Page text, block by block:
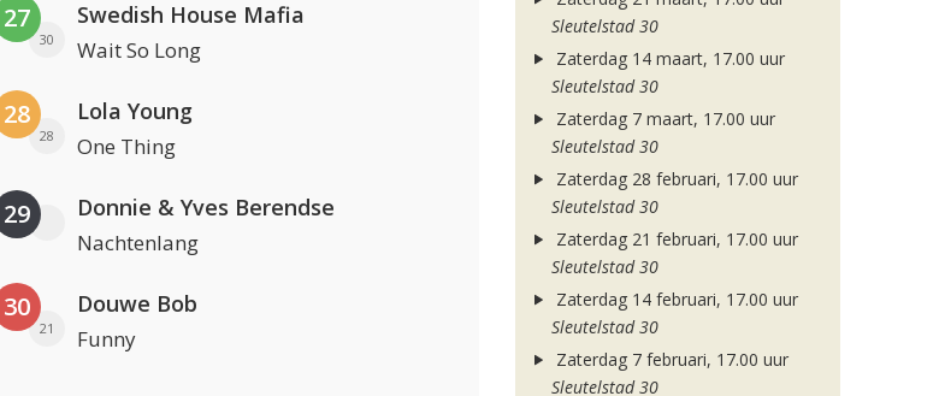
27
30
Swedish House Mafia
Wait So Long
28
28
Lola Young
One Thing
29 Donnie & Yves Berendse
Nachtenlang
30
21
Douwe Bob
Funny
Sleutelstad 30
Zaterdag 14 maart, 17.00 uur
Sleutelstad 30
Zaterdag 7 maart, 17.00 uur
Sleutelstad 30
Zaterdag 28 februari, 17.00 uur
Sleutelstad 30
Zaterdag 21 februari, 17.00 uur
Sleutelstad 30
Zaterdag 14 februari, 17.00 uur
Sleutelstad 30
Zaterdag 7 februari, 17.00 uur
Sleutelstad 30